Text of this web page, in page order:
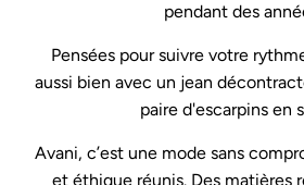
pendant des
Pensées pour suivre votre
aussi bien avec un jean
paire d'escarpins en
Avani, c’est une mode sans
et éthique réunis. Des matières